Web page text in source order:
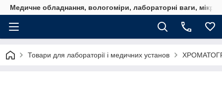
Медичне обладнання, вологоміри, лабораторні ваги,
Товари для лабораторії і медичних установ